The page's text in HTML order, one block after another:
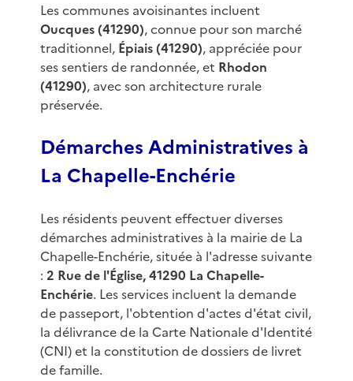
Les communes avoisinantes incluent
Oucques (41290), connue pour son marché
traditionnel, Épiais (41290), appréciée pour
ses sentiers de randonnée, et Rhodon
(41290), avec son architecture rurale
préservée.
Démarches Administratives à
La Chapelle-Enchérie
Les résidents peuvent effectuer diverses
démarches administratives à la mairie de La
Chapelle-Enchérie, située à l'adresse suivante
: 2 Rue de l'Église, 41290 La Chapelle-
Enchérie. Les services incluent la demande
de passeport, l'obtention d'actes d'état civil,
la délivrance de la Carte Nationale d'Identité
(CNI) et la constitution de dossiers de livret
de famille.